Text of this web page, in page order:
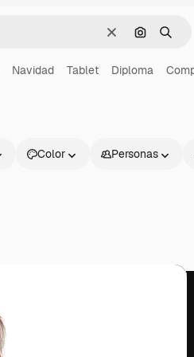
BorrarBuscar
Navidad Tablet Diploma
Color Personas